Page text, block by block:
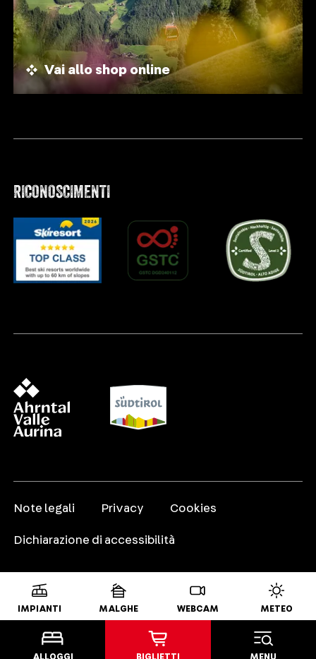
IMPIANTI MALGHE WEBCAM METEO
ALLOGGI BIGLIETTI MENU
Vai allo shop online
RICONOSCIMENTI
Note legali Privacy Cookies
Dichiarazione di accessibilità